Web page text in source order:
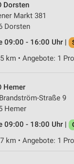
Dorsten
Markt 381
Dorsten
09:00 - 16:00 Uhr |
km • Angebote: 1
Hemer
Straße 9
Hemer
09:00 - 18:00 Uhr |
km • Angebote: 1